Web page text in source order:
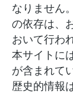
なりません
の依存は、
おいて行わ
本サイトに
が含まれて
歴史的情報